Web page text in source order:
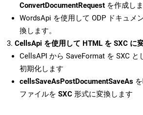
ConvertDocumentRequest を作成しま
WordsApi を使用して ODP ドキュメ
換します。
CellsApi を使用して HTML を SXC に
CellsAPI から SaveFormat を SXC と
初期化します
cellsSaveAsPostDocumentSaveAs
ファイルを SXC 形式に変換します